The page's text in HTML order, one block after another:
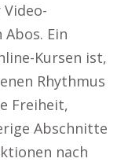
Ein
Kursen ist,
Rhythmus
Freiheit,
Abschnitte
nach